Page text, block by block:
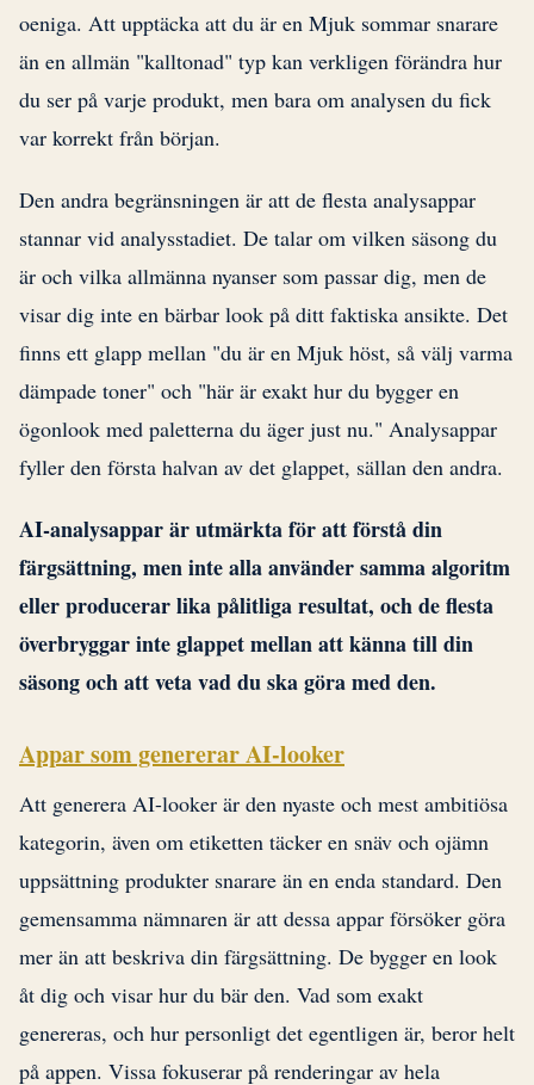
oeniga. Att upptäcka att du är en Mjuk sommar snarare
än en allmän "kalltonad" typ kan verkligen förändra hur
du ser på varje produkt, men bara om analysen du fick
var korrekt från början.
Den andra begränsningen är att de flesta analysappar
stannar vid analysstadiet. De talar om vilken säsong du
är och vilka allmänna nyanser som passar dig, men de
visar dig inte en bärbar look på ditt faktiska ansikte. Det
finns ett glapp mellan "du är en Mjuk höst, så välj varma
dämpade toner" och "här är exakt hur du bygger en
ögonlook med paletterna du äger just nu." Analysappar
fyller den första halvan av det glappet, sällan den andra.
AI-analysappar är utmärkta för att förstå din
färgsättning, men inte alla använder samma algoritm
eller producerar lika pålitliga resultat, och de flesta
överbryggar inte glappet mellan att känna till din
säsong och att veta vad du ska göra med den.
Appar som genererar AI-looker
Att generera AI-looker är den nyaste och mest ambitiösa
kategorin, även om etiketten täcker en snäv och ojämn
uppsättning produkter snarare än en enda standard. Den
gemensamma nämnaren är att dessa appar försöker göra
mer än att beskriva din färgsättning. De bygger en look
åt dig och visar hur du bär den. Vad som exakt
genereras, och hur personligt det egentligen är, beror helt
på appen. Vissa fokuserar på renderingar av hela